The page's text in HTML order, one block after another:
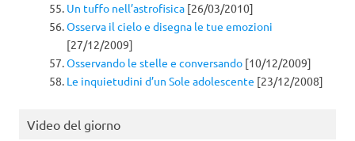
Un tuffo nell’astrofisica [26/03/2010]
Osserva il cielo e disegna le tue emozioni
[27/12/2009]
Osservando le stelle e conversando [10/12/2009]
Le inquietudini d’un Sole adolescente [23/12/2008]
Video del giorno